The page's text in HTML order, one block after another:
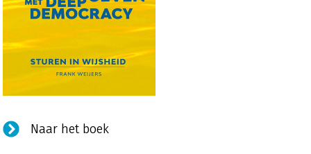
Naar het boek